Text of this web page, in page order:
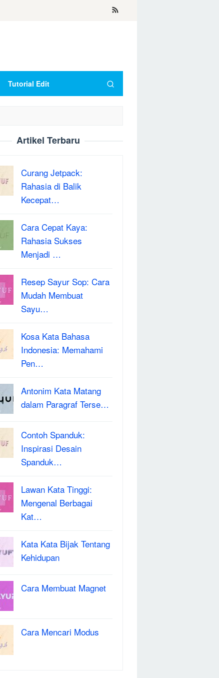
Tutorial Edit
Artikel Terbaru
Curang Jetpack:
Rahasia di Balik
Kecepat…
Cara Cepat Kaya:
Rahasia Sukses
Menjadi …
Resep Sayur Sop: Cara
Mudah Membuat
Sayu…
Kosa Kata Bahasa
Indonesia: Memahami
Pen…
Antonim Kata Matang
dalam Paragraf Terse…
Contoh Spanduk:
Inspirasi Desain
Spanduk…
Lawan Kata Tinggi:
Mengenal Berbagai
Kat…
Kata Kata Bijak Tentang
Kehidupan
Cara Membuat Magnet
Cara Mencari Modus